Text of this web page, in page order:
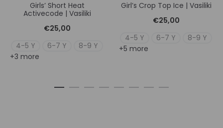
Girls’ Short Heat
Activecode | Vasiliki
€25,00
4-5 Y
6-7 Y
8-9 Y
+3 more
Girl’s Crop Top Ice | Vasiliki
€25,00
4-5 Y
6-7 Y
8-9 Y
+5 more